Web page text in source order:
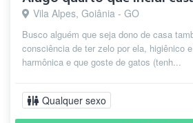
Vila Alpes, Goiânia - GO
Busco alguém que seja dono de casa
consciência de ter zelo por ela, higiênico
harmônica e que goste de gatos (tenh...
Qualquer sexo